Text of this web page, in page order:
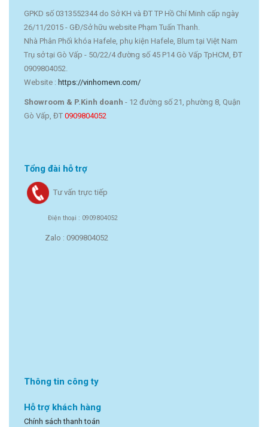
GPKD số 0313552344 do Sở KH và ĐT TP Hồ Chí Minh cấp ngày
26/11/2015 - GĐ/Sở hữu website Phạm Tuấn Thanh.
Nhà Phân Phối khóa Hafele, phụ kiện Hafele, Blum tại Việt Nam
Trụ sở tại Gò Vấp - 50/22/4 đường số 45 P14 Gò Vấp TpHCM, ĐT
0909804052.
Website : https://vinhomevn.com/
Showroom & P.Kinh doanh - 12 đường số 21, phường 8, Quận
Gò Vấp, ĐT 0909804052
Tổng đài hỗ trợ
Tư vấn trực tiếp
Điện thoại : 0909804052
Zalo : 0909804052
Thông tin công ty
Hỗ trợ khách hàng
Chính sách thanh toán